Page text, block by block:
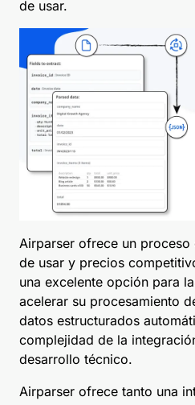
de usar.
Airparser ofrece un
de usar y precios
una excelente opción para
acelerar su procesamiento
datos estructurados
complejidad de la
desarrollo técnico.
Airparser ofrece tanto una